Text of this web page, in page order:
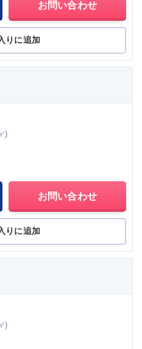
お問い合わせ
りに追加
)
お問い合わせ
りに追加
)